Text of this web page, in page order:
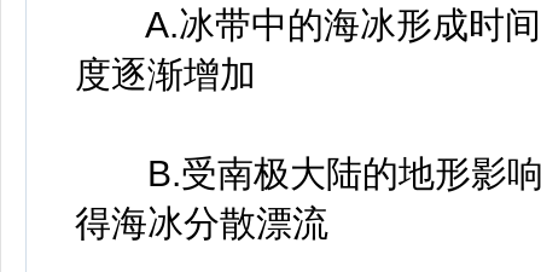
A.冰带中的海冰形成时间
度逐渐增加
B.受南极大陆的地形影响
得海冰分散漂流